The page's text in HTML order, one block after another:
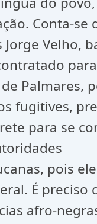
Conta-se
Jorge Velho,
Palmares,
fugitives,
para se
pois
É preciso
afro-